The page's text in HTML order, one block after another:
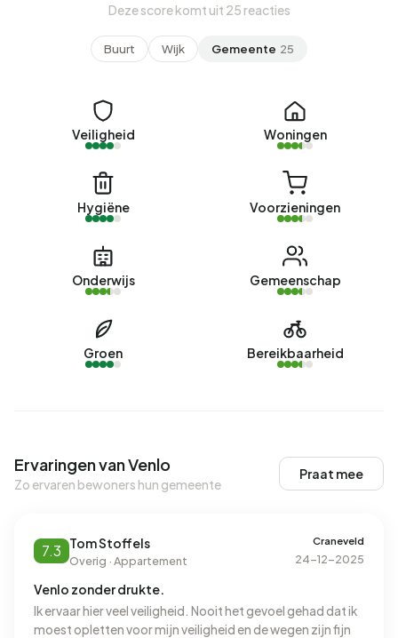
Deze score komt uit 25 reacties
Buurt Wijk Gemeente 25
Veiligheid Woningen
Hygiëne Voorzieningen
Onderwijs Gemeenschap
Groen Bereikbaarheid
Ervaringen van Venlo
Zo ervaren bewoners hun gemeente
Praat mee
7.3 Tom Stoffels
Overig · Appartement
Craneveld
24-12-2025
Venlo zonder drukte.
Ik ervaar hier veel veiligheid. Nooit het gevoel gehad dat ik
moest opletten voor mijn veiligheid en de wegen zijn fijn